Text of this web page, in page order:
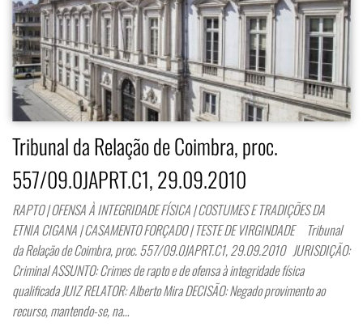
Tribunal da Relação de Coimbra, proc.
557/09.0JAPRT.C1, 29.09.2010
RAPTO | OFENSA À INTEGRIDADE FÍSICA | COSTUMES E TRADIÇÕES DA
ETNIA CIGANA | CASAMENTO FORÇADO | TESTE DE VIRGINDADE Tribunal
da Relação de Coimbra, proc. 557/09.0JAPRT.C1, 29.09.2010 JURISDIÇÃO:
Criminal ASSUNTO: Crimes de rapto e de ofensa à integridade física
qualificada JUIZ RELATOR: Alberto Mira DECISÃO: Negado provimento ao
recurso, mantendo-se, na…